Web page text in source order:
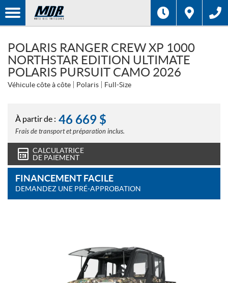
POLARIS RANGER CREW XP 1000
NORTHSTAR EDITION ULTIMATE
POLARIS PURSUIT CAMO 2026
Véhicule côte à côte Polaris Full-Size
À partir de : 46 669 $
Frais de transport et préparation inclus.
CALCULATRICE
DE PAIEMENT
FINANCEMENT FACILE
DEMANDEZ UNE PRÉ-APPROBATION